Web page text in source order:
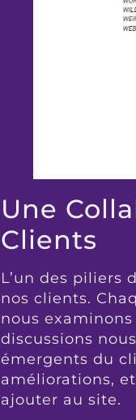
Une
Clients
L’un des piliers
nos clients.
nous
discussions
émergents du
améliorations,
ajouter au site.